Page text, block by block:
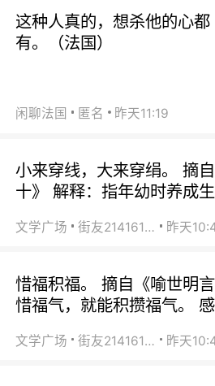
这种人真的，想杀他的心都
有。（法国）
闲聊法国 匿名 昨天11:19
小来穿线，大来穿绢。 摘
十》 解释：指年幼时养成
文学广场 街友21416156 昨天
惜福积福。 摘自《喻世明
惜福气，就能积攒福气。 感
文学广场 街友21416156 昨天